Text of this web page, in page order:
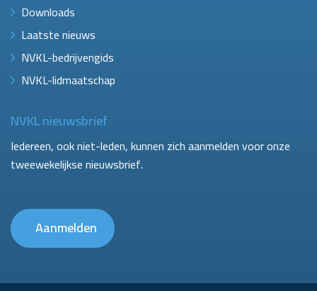
Downloads
Laatste nieuws
NVKL-bedrijvengids
NVKL-lidmaatschap
NVKL nieuwsbrief
Iedereen, ook niet-leden, kunnen zich aanmelden voor onze
tweewekelijkse nieuwsbrief.
Aanmelden